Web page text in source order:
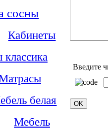
сосны
Кабинеты
белая
Мебель
Введите